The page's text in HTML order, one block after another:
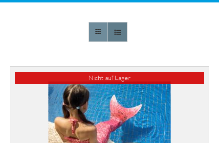
Nicht auf Lager
DETAILS